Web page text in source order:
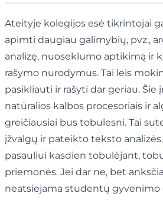
Ateityje kolegijos esė tikrintojai
apimti daugiau galimybių, pvz.,
analizę, nuoseklumo aptikimą ir
rašymo nurodymus. Tai leis
pasikliauti ir rašyti dar geriau. Šie
natūralios kalbos procesoriais ir
greičiausiai bus tobulesni. Tai
įžvalgų ir pateikto teksto
pasauliui kasdien tobulėjant,
priemonės. Jei dar ne, bet
neatsiejama studentų gyvenimo